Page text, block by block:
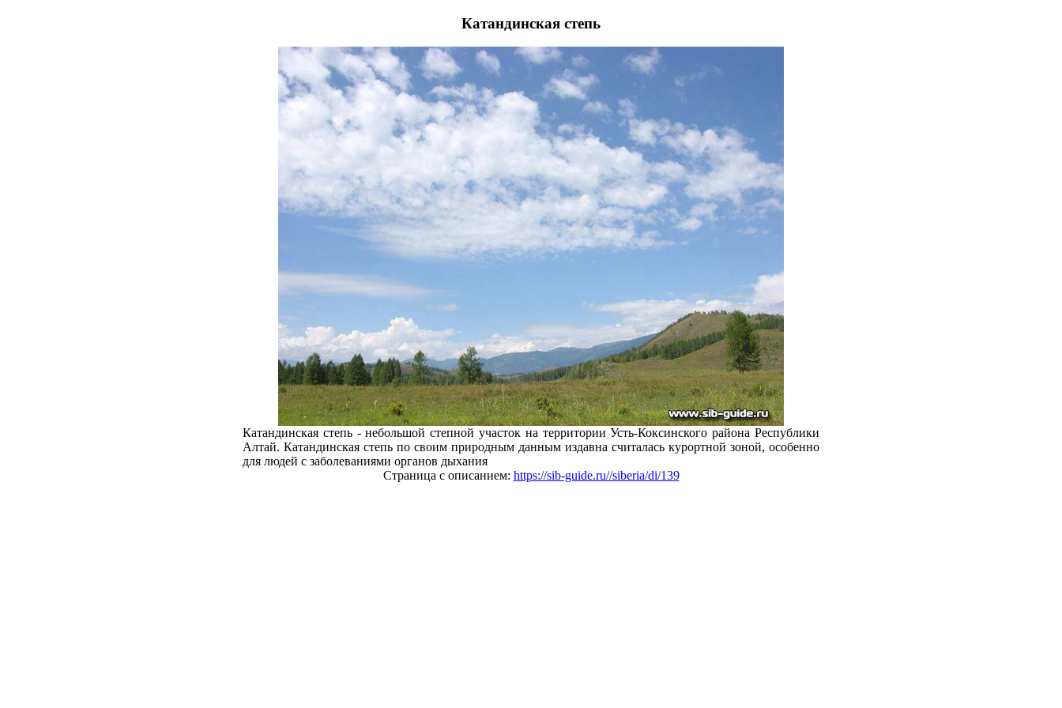
Катандинская степь
Катандинская степь - небольшой степной участок на территории Усть-Коксинского района Республики
Алтай. Катандинская степь по своим природным данным издавна считалась курортной зоной, особенно
для людей с заболеваниями органов дыхания
Страница с описанием: https://sib-guide.ru//siberia/di/139